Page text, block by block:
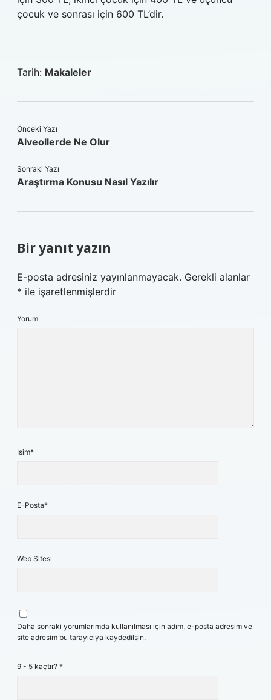
çocuk ve sonrası için 600 TL’dir.
Tarih: Makaleler
Önceki Yazı
Alveollerde Ne Olur
Sonraki Yazı
Araştırma Konusu Nasıl Yazılır
Bir yanıt yazın
E-posta adresiniz yayınlanmayacak. Gerekli alanlar
* ile işaretlenmişlerdir
Yorum
İsim*
E-Posta*
Web Sitesi
Daha sonraki yorumlarımda kullanılması için adım, e-posta adresim ve
site adresim bu tarayıcıya kaydedilsin.
9 - 5 kaçtır? *